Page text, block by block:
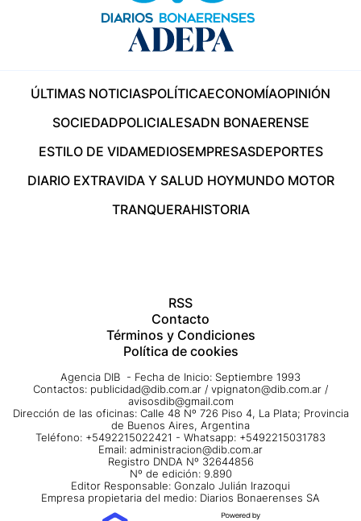
ÚLTIMAS NOTICIASPOLÍTICAECONOMÍAOPINIÓN
SOCIEDADPOLICIALESADN BONAERENSE
ESTILO DE VIDAMEDIOSEMPRESASDEPORTES
DIARIO EXTRAVIDA Y SALUD HOYMUNDO MOTOR
TRANQUERAHISTORIA
RSS
Contacto
Términos y Condiciones
Política de cookies
Agencia DIB - Fecha de Inicio: Septiembre 1993
Contactos: publicidad@dib.com.ar / vpignaton@dib.com.ar /
avisosdib@gmail.com
Dirección de las oficinas: Calle 48 Nº 726 Piso 4, La Plata; Provincia
de Buenos Aires, Argentina
Teléfono: +5492215022421 - Whatsapp: +5492215031783
Email: administracion@dib.com.ar
Registro DNDA Nº 32644856
Nº de edición: 9.890
Editor Responsable: Gonzalo Julián Irazoqui
Empresa propietaria del medio: Diarios Bonaerenses SA